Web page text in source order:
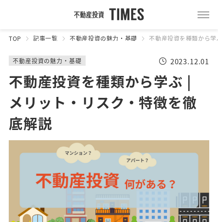
TOP 記事一覧 不動産投資の魅力・基礎 不動産投資を種類から
不動産投資の魅力・基礎 2023.12.01
不動産投資を種類から学ぶ |
メリット・リスク・特徴を徹
底解説